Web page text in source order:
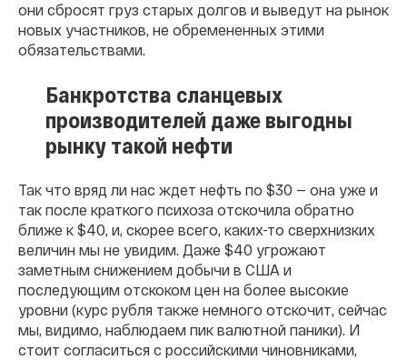
они сбросят груз старых долгов и выведут на рынок
новых участников, не обремененных этими
обязательствами.
Банкротства сланцевых
производителей даже выгодны
рынку такой нефти
Так что вряд ли нас ждет нефть по $30 — она уже и
так после краткого психоза отскочила обратно
ближе к $40, и, скорее всего, каких-то сверхнизких
величин мы не увидим. Даже $40 угрожают
заметным снижением добычи в США и
последующим отскоком цен на более высокие
уровни (курс рубля также немного отскочит, сейчас
мы, видимо, наблюдаем пик валютной паники). И
стоит согласиться с российскими чиновниками,